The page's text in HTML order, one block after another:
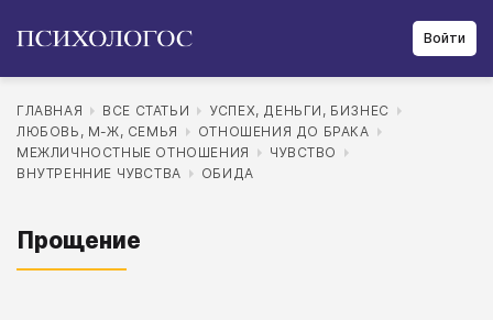
Войти
ГЛАВНАЯ ВСЕ СТАТЬИ
УСПЕХ, ДЕНЬГИ, БИЗНЕС
ЛЮБОВЬ, М-Ж, СЕМЬЯ
ОТНОШЕНИЯ ДО БРАКА
МЕЖЛИЧНОСТНЫЕ ОТНОШЕНИЯ
ЧУВСТВО
ВНУТРЕННИЕ ЧУВСТВА
ОБИДА
Прощение